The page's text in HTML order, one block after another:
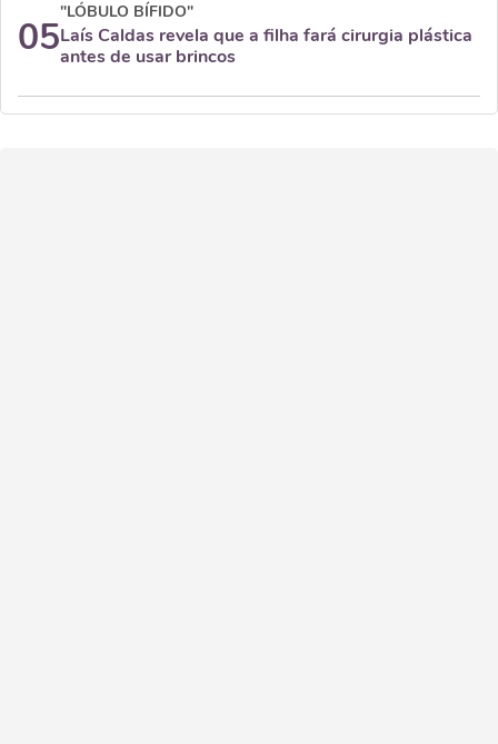
05
"LÓBULO BÍFIDO"
Laís Caldas revela que a filha fará cirurgia plástica
antes de usar brincos